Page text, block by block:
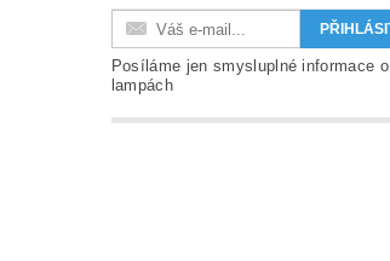
Posíláme jen smysluplné informace o
lampách